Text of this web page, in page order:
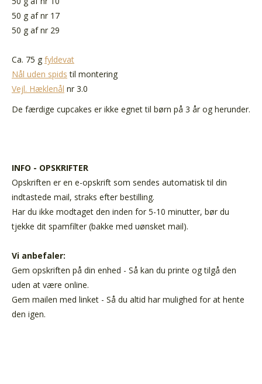
50 g af nr 17
50 g af nr 29
Ca. 75 g fyldevat
Nål uden spids til montering
Vejl. Hæklenål nr 3.0
De færdige cupcakes er ikke egnet til børn på 3 år og herunder.
INFO - OPSKRIFTER
Opskriften er en e-opskrift som sendes automatisk til din
indtastede mail, straks efter bestilling.
Har du ikke modtaget den inden for 5-10 minutter, bør du
tjekke dit spamfilter (bakke med uønsket mail).
Vi anbefaler:
Gem opskriften på din enhed - Så kan du printe og tilgå den
uden at være online.
Gem mailen med linket - Så du altid har mulighed for at hente
den igen.